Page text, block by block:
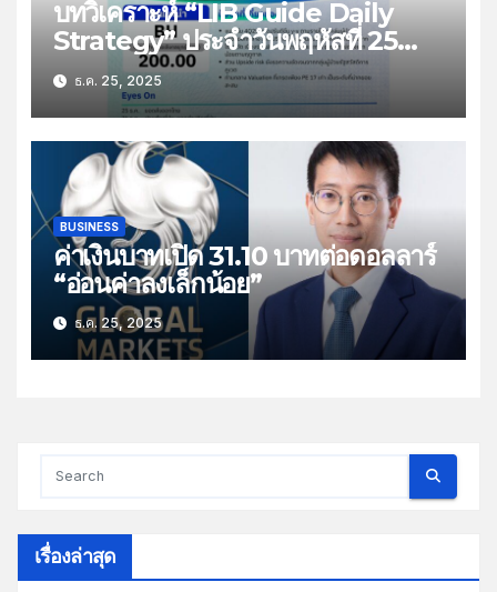
บทวิเคราะห์ “LIB Guide Daily
Strategy” ประจำวันพฤหัสที่ 25
ธันวาคม 2568 หัวข้อ “ติดตามยอด
ส่งออกไทย”
ธ.ค. 25, 2025
BUSINESS
ค่าเงินบาทเปิด 31.10 บาทต่อดอลลาร์
“อ่อนค่าลงเล็กน้อย”
ธ.ค. 25, 2025
เรื่องล่าสุด